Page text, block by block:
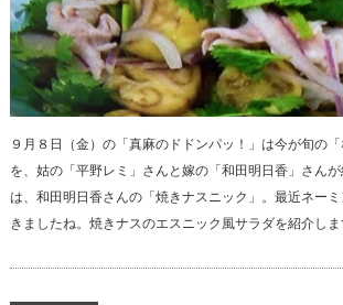
９月８日（金）の「真麻のドドンパッ！」は今が旬の
を、姑の「平野レミ」さんと嫁の「和田明日香」さん
は、和田明日香さんの「焼きナスニック」。最近ネー
きましたね。焼きナスのエスニック風サラダを紹介し